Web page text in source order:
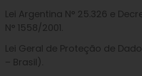
Lei Argentina N° 25.326 e
N° 1558/2001.
Lei Geral de Proteção de
– Brasil).